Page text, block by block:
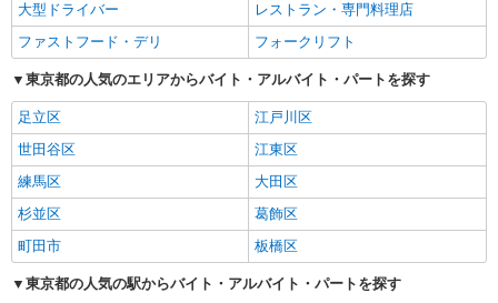
大型ドライバー
レストラン・専門料理店
ファストフード・デリ
フォークリフト
東京都の人気のエリアからバイト・アルバイト・パートを探す
足立区
江戸川区
世田谷区
江東区
練馬区
大田区
杉並区
葛飾区
町田市
板橋区
東京都の人気の駅からバイト・アルバイト・パートを探す